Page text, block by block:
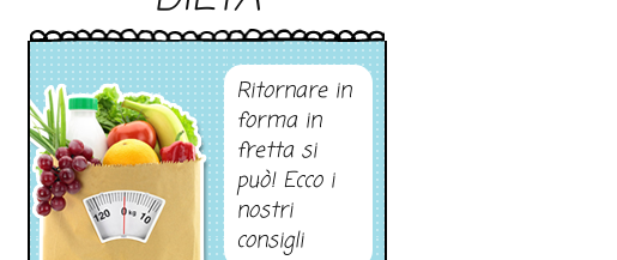
Ritornare in
forma in
fretta si
può! Ecco i
nostri
consigli